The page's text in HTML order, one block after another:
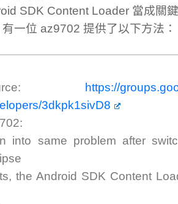
SDK Content Loader 當成關
一位 az9702 提供了以下方法：
https://
3dkpk1sivD8
into same problem after
the Android SDK Content